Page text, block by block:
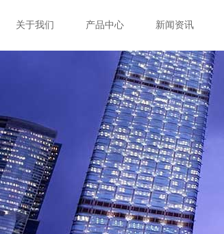
关于我们 产品中心 新闻资讯